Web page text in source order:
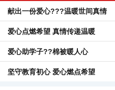
献出一份爱心???温暖世间真情
爱心点燃希望 真情传递温暖
爱心助学子??棉被暖人心
坚守教育初心 爱心燃点希望